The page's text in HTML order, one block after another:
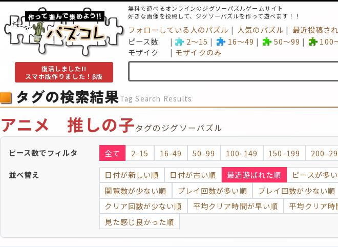
復活しました!!
スマホ版作りました！β版
無料で遊べるオンラインのジグソーパズルゲームサイト
好きな画像を投稿して、ジグソーパズルを作って遊べます！！
フォローしている人のパズル 人気のパズル 最近投稿さ
ピース数
2～15 16～49 50～99 100
モザイク
モザイクのみ
タグの検索結果Tag Search Results
アニメ 推しの子タグのジグソーパズル
ピース数でフィルタ 全て 2-15 16-49 50-99 100-149 150-199 200-
並べ替え 日付が新しい順 日付が古い順 最近遊ばれた順 ピースが多
閲覧数が少ない順
プレイ回数が多い順 プレイ回数が少ない順
クリア回数が少ない順
平均クリア時間が早い順 平均クリア時
見た感じ良かった順